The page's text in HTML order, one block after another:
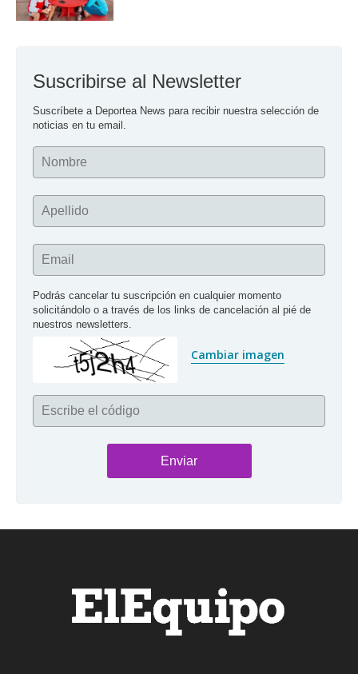
Suscribirse al Newsletter
Suscríbete a Deportea News para recibir nuestra selección de
noticias en tu email.
Nombre
Apellido
Email
Podrás cancelar tu suscripción en cualquier momento
solicitándolo o a través de los links de cancelación al pié de
nuestros newsletters.
Cambiar imagen
Escribe el código